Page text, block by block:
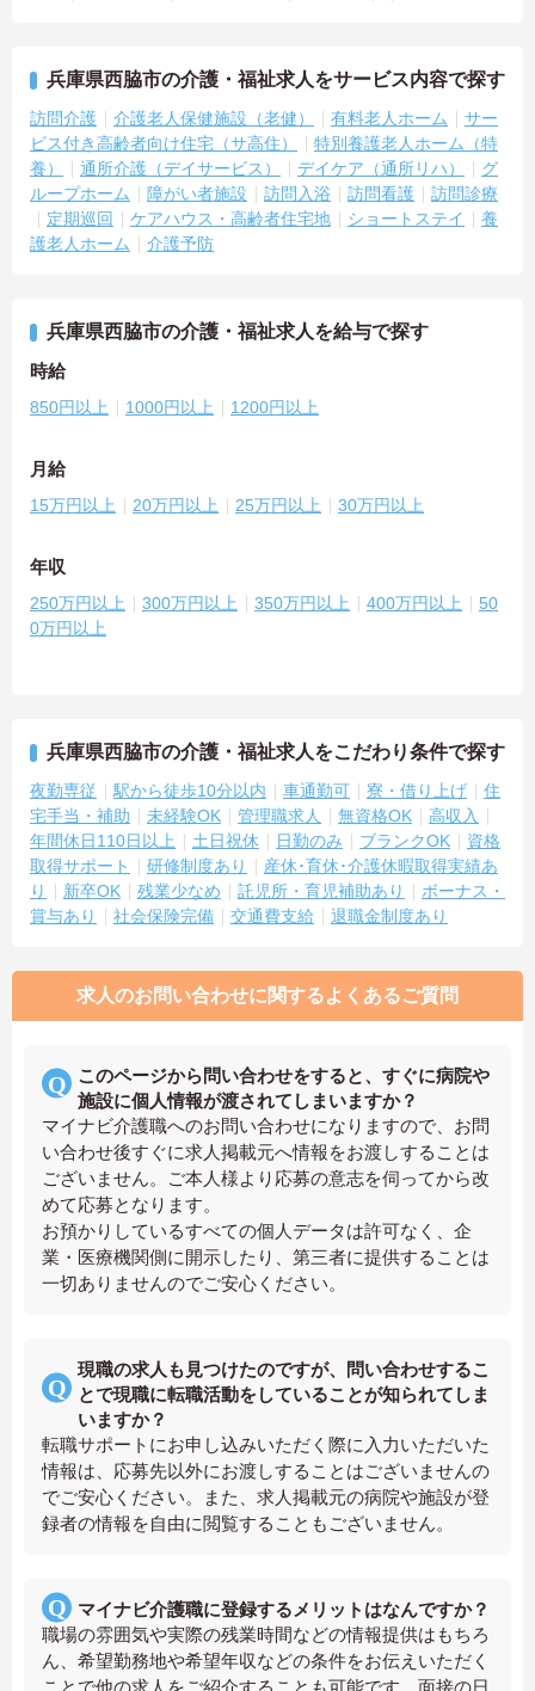
兵庫県西脇市の介護・福祉求人をサービス内容で探す
訪問介護 介護老人保健施設（老健） 有料老人ホーム
サー
ビス付き高齢者向け住宅（サ高住）
特別養護老人ホーム（特
養）
通所介護（デイサービス） デイケア（通所リハ）
グ
ループホーム
障がい者施設 訪問入浴 訪問看護
訪問診療
定期巡回
ケアハウス・高齢者住宅地 ショートステイ
養
護老人ホーム
介護予防
兵庫県西脇市の介護・福祉求人を給与で探す
時給
850円以上 1000円以上 1200円以上
月給
15万円以上 20万円以上 25万円以上 30万円以上
年収
250万円以上 300万円以上 350万円以上 400万円以上
50
0万円以上
兵庫県西脇市の介護・福祉求人をこだわり条件で探す
夜勤専従 駅から徒歩10分以内 車通勤可 寮・借り上げ
住
宅手当・補助
未経験OK 管理職求人 無資格OK
高収入
年間休日110日以上
土日祝休 日勤のみ ブランクOK
資格
取得サポート
研修制度あり
産休･育休･介護休暇取得実績あ
り
新卒OK 残業少なめ 託児所・育児補助あり
ボーナス・
賞与あり
社会保険完備 交通費支給 退職金制度あり
求人のお問い合わせに関するよくあるご質問
このページから問い合わせをすると、すぐに病院や
施設に個人情報が渡されてしまいますか？
マイナビ介護職へのお問い合わせになりますので、お問
い合わせ後すぐに求人掲載元へ情報をお渡しすることは
ございません。ご本人様より応募の意志を伺ってから改
めて応募となります。
お預かりしているすべての個人データは許可なく、企
業・医療機関側に開示したり、第三者に提供することは
一切ありませんのでご安心ください。
現職の求人も見つけたのですが、問い合わせするこ
とで現職に転職活動をしていることが知られてしま
いますか？
転職サポートにお申し込みいただく際に入力いただいた
情報は、応募先以外にお渡しすることはございませんの
でご安心ください。また、求人掲載元の病院や施設が登
録者の情報を自由に閲覧することもございません。
マイナビ介護職に登録するメリットはなんですか？
職場の雰囲気や実際の残業時間などの情報提供はもちろ
ん、希望勤務地や希望年収などの条件をお伝えいただく